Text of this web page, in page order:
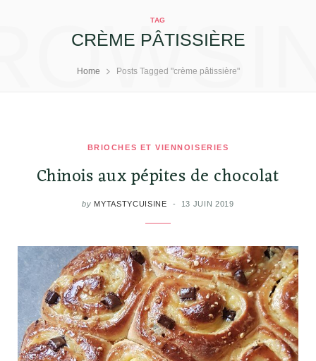
TAG
CRÈME PÂTISSIÈRE
Home Posts Tagged "crème pâtissière"
BRIOCHES ET VIENNOISERIES
Chinois aux pépites de chocolat
by MYTASTYCUISINE 13 JUIN 2019